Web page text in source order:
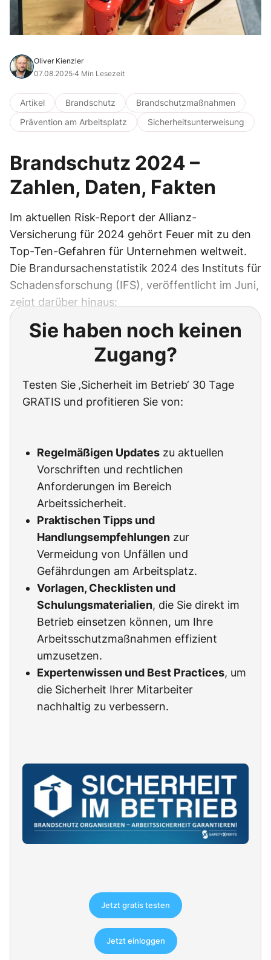
Oliver Kienzler
07.08.2025·4 Min Lesezeit
Artikel Brandschutz
Brandschutzmaßnahmen
Prävention am Arbeitsplatz
Sicherheitsunterweisung
Brandschutz 2024 –
Zahlen, Daten, Fakten
Im aktuellen Risk-Report der Allianz-
Versicherung für 2024 gehört Feuer mit zu den
Top-Ten-Gefahren für Unternehmen weltweit.
Die Brandursachenstatistik 2024 des Instituts für
Schadensforschung (IFS), veröffentlicht im Juni,
zeigt darüber hinaus:
Sie haben noch keinen
Zugang?
Testen Sie ‚Sicherheit im Betrieb‘ 30 Tage
GRATIS und profitieren Sie von:
Regelmäßigen Updates zu aktuellen
Vorschriften und rechtlichen
Anforderungen im Bereich
Arbeitssicherheit.
Praktischen Tipps und
Handlungsempfehlungen zur
Vermeidung von Unfällen und
Gefährdungen am Arbeitsplatz.
Vorlagen, Checklisten und
Schulungsmaterialien, die Sie direkt im
Betrieb einsetzen können, um Ihre
Arbeitsschutzmaßnahmen effizient
umzusetzen.
Expertenwissen und Best Practices, um
die Sicherheit Ihrer Mitarbeiter
nachhaltig zu verbessern.
Jetzt gratis testen
Jetzt einloggen